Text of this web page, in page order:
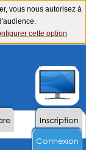
vous nous autorisez à
cette option
Inscription
Connexion